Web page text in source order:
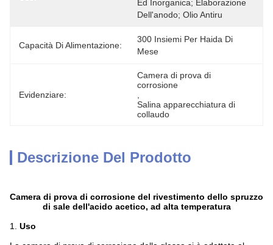
Ed Inorganica; Elaborazione
Dell'anodo; Olio Antiru
Capacità Di Alimentazione:
300 Insiemi Per Haida Di
Mese
Evidenziare:
Camera di prova di
corrosione
Salina apparecchiatura di
collaudo
Descrizione Del Prodotto
Camera di prova di corrosione del rivestimento dello spruzzo
di sale dell'acido acetico, ad alta temperatura
1. Uso